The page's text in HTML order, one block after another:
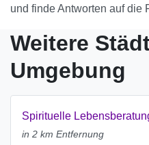
und finde Antworten auf die
Weitere
Umgebung
Spirituelle
in 2 km Entfernung